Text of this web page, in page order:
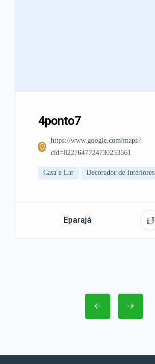
4ponto7
https://www.google.com/maps?
cid=8227647724730253561
Casa e Lar Decorador de Interiores
Eparajá